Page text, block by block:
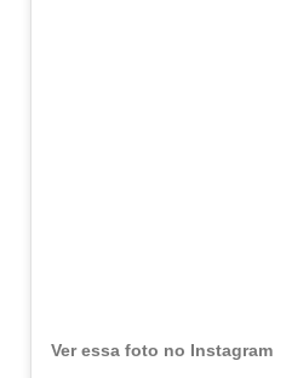
Ver essa foto no Instagram